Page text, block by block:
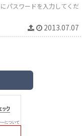
パスワードを入力してくだ
2013.07.07